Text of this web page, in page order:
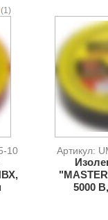
(1)
10 Артикул:
5000